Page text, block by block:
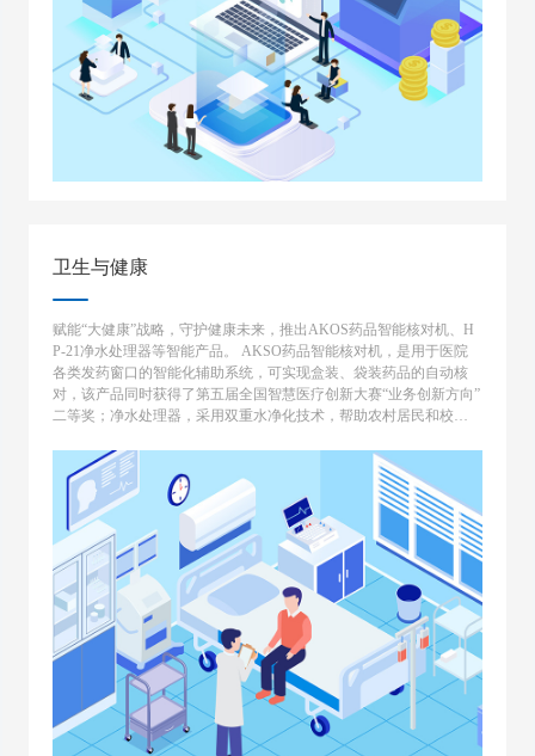
卫生与健康
赋能“大健康”战略，守护健康未来，推出AKOS药品智能核对机、H
P-21净水处理器等智能产品。 AKSO药品智能核对机，是用于医院
各类发药窗口的智能化辅助系统，可实现盒装、袋装药品的自动核
对，该产品同时获得了第五届全国智慧医疗创新大赛“业务创新方向”
二等奖；净水处理器，采用双重水净化技术，帮助农村居民和校园